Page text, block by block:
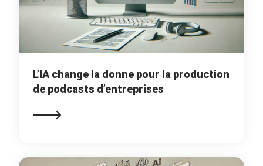
L’IA change la donne pour la production
de podcasts d’entreprises